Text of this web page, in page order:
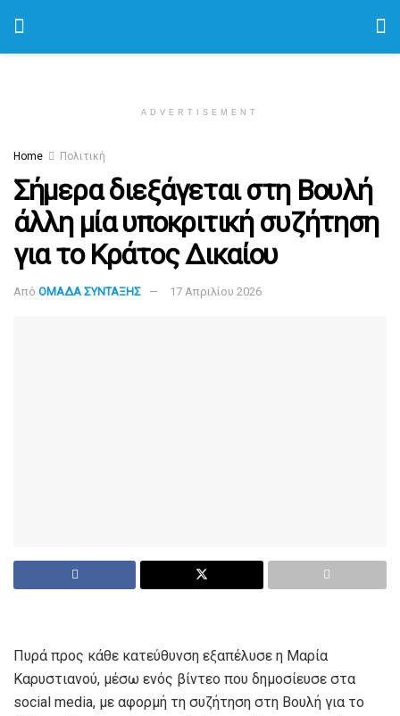
ADVERTISEMENT
Home Πολιτική
Σήμερα διεξάγεται στη Βουλή
άλλη μία υποκριτική συζήτηση
για το Κράτος Δικαίου
Από ΟΜΑΔΑ ΣΥΝΤΑΞΗΣ 17 Απριλίου 2026
Πυρά προς κάθε κατεύθυνση εξαπέλυσε η Μαρία
Καρυστιανού, μέσω ενός βίντεο που δημοσίευσε στα
social media, με αφορμή τη συζήτηση στη Βουλή για το